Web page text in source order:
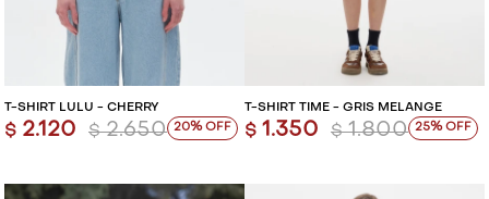
T-SHIRT LULU - CHERRY
$ 2.120 $ 2.650 20
T-SHIRT TIME - GRIS MELANGE
$ 1.350 $ 1.800 25